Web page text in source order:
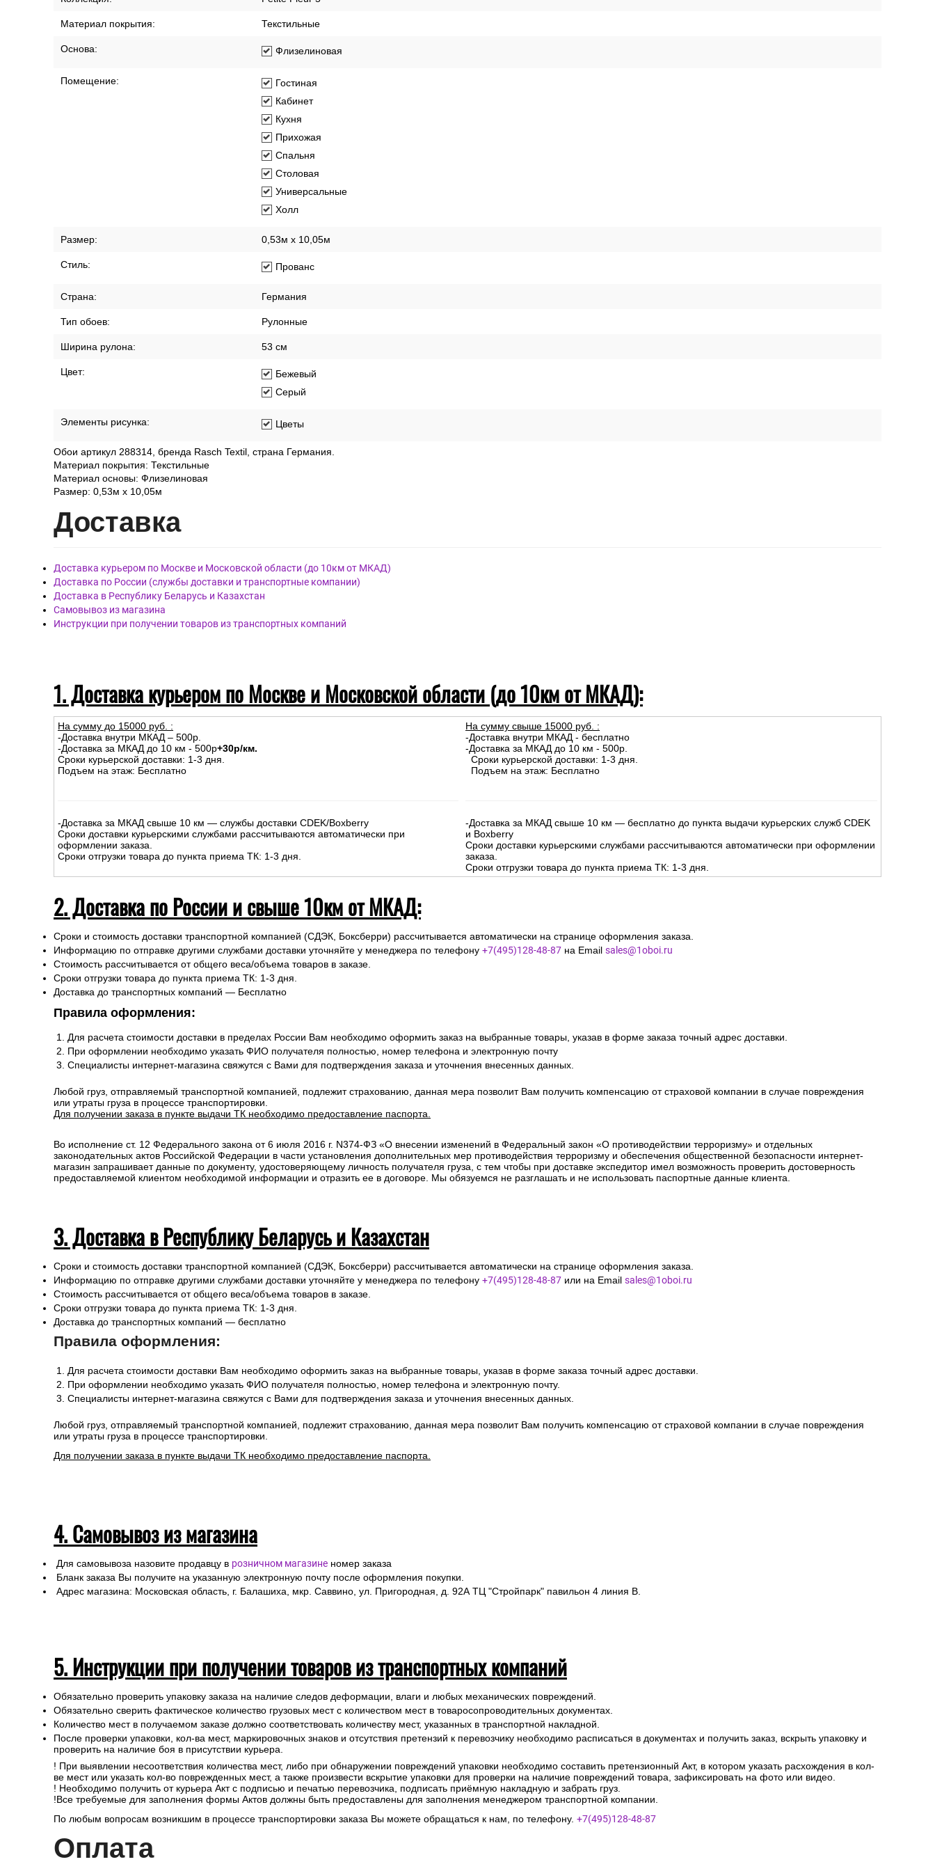
Материал покрытия: Текстильные
Основа: Флизелиновая
Помещение:
Гостиная
Кабинет
Кухня
Прихожая
Спальня
Столовая
Универсальные
Холл
Размер: 0,53м x 10,05м
Стиль: Прованс
Страна: Германия
Тип обоев: Рулонные
Ширина рулона: 53 см
Цвет:
Бежевый
Серый
Элементы рисунка: Цветы
Обои артикул 288314, бренда Rasch Textil, страна Германия.
Материал покрытия: Текстильные
Материал основы: Флизелиновая
Размер: 0,53м x 10,05м
Доставка
Доставка курьером по Москве и Московской области (до 10км от МКАД)
Доставка по России (службы доставки и транспортные компании)
Доставка в Республику Беларусь и Казахстан
Самовывоз из магазина
Инструкции при получении товаров из транспортных компаний
1. Доставка курьером по Москве и Московской области (до 10км от МКАД):
На сумму до 15000 руб. :
-Доставка внутри МКАД – 500р.
-Доставка за МКАД до 10 км - 500р+30р/км.
Сроки курьерской доставки: 1-3 дня.
Подъем на этаж: Бесплатно
-Доставка за МКАД свыше 10 км — службы доставки CDEK/Boxberry
Сроки доставки курьерскими службами рассчитываются автоматически при
оформлении заказа.
Сроки отгрузки товара до пункта приема ТК: 1-3 дня.
На сумму свыше 15000 руб. :
-Доставка внутри МКАД - бесплатно
-Доставка за МКАД до 10 км - 500р.
Сроки курьерской доставки: 1-3 дня.
Подъем на этаж: Бесплатно
-Доставка за МКАД свыше 10 км — бесплатно до пункта выдачи курьерских служб CDEK
и Boxberry
Сроки доставки курьерскими службами рассчитываются автоматически при оформлении
заказа.
Сроки отгрузки товара до пункта приема ТК: 1-3 дня.
2. Доставка по России и свыше 10км от МКАД:
Сроки и стоимость доставки транспортной компанией (СДЭК, Боксберри) рассчитывается автоматически на странице оформления заказа.
Информацию по отправке другими службами доставки уточняйте у менеджера по телефону +7(495)128-48-87 на Email sales@1oboi.ru
Стоимость рассчитывается от общего веса/объема товаров в заказе.
Сроки отгрузки товара до пункта приема ТК: 1-3 дня.
Доставка до транспортных компаний — Бесплатно
Правила оформления:
Для расчета стоимости доставки в пределах России Вам необходимо оформить заказ на выбранные товары, указав в форме заказа точный адрес доставки.
При оформлении необходимо указать ФИО получателя полностью, номер телефона и электронную почту
Специалисты интернет-магазина свяжутся с Вами для подтверждения заказа и уточнения внесенных данных.
Любой груз, отправляемый транспортной компанией, подлежит страхованию, данная мера позволит Вам получить компенсацию от страховой компании в случае повреждения
или утраты груза в процессе транспортировки.
Для получении заказа в пункте выдачи ТК необходимо предоставление паспорта.
Во исполнение ст. 12 Федерального закона от 6 июля 2016 г. N374-ФЗ «О внесении изменений в Федеральный закон «О противодействии терроризму» и отдельных
законодательных актов Российской Федерации в части установления дополнительных мер противодействия терроризму и обеспечения общественной безопасности интернет-
магазин запрашивает данные по документу, удостоверяющему личность получателя груза, с тем чтобы при доставке экспедитор имел возможность проверить достоверность
предоставляемой клиентом необходимой информации и отразить ее в договоре. Мы обязуемся не разглашать и не использовать паспортные данные клиента.
3. Доставка в Республику Беларусь и Казахстан
Сроки и стоимость доставки транспортной компанией (СДЭК, Боксберри) рассчитывается автоматически на странице оформления заказа.
Информацию по отправке другими службами доставки уточняйте у менеджера по телефону +7(495)128-48-87 или на Email sales@1oboi.ru
Стоимость рассчитывается от общего веса/объема товаров в заказе.
Сроки отгрузки товара до пункта приема ТК: 1-3 дня.
Доставка до транспортных компаний — бесплатно
Правила оформления:
Для расчета стоимости доставки Вам необходимо оформить заказ на выбранные товары, указав в форме заказа точный адрес доставки.
При оформлении необходимо указать ФИО получателя полностью, номер телефона и электронную почту.
Специалисты интернет-магазина свяжутся с Вами для подтверждения заказа и уточнения внесенных данных.
Любой груз, отправляемый транспортной компанией, подлежит страхованию, данная мера позволит Вам получить компенсацию от страховой компании в случае повреждения
или утраты груза в процессе транспортировки.
Для получении заказа в пункте выдачи ТК необходимо предоставление паспорта.
4. Самовывоз из магазина
Для самовывоза назовите продавцу в розничном магазине номер заказа
Бланк заказа Вы получите на указанную электронную почту после оформления покупки.
Адрес магазина: Московская область, г. Балашиха, мкр. Саввино, ул. Пригородная, д. 92А ТЦ "Стройпарк" павильон 4 линия В.
5. Инструкции при получении товаров из транспортных компаний
Обязательно проверить упаковку заказа на наличие следов деформации, влаги и любых механических повреждений.
Обязательно сверить фактическое количество грузовых мест с количеством мест в товаросопроводительных документах.
Количество мест в получаемом заказе должно соответствовать количеству мест, указанных в транспортной накладной.
После проверки упаковки, кол-ва мест, маркировочных знаков и отсутствия претензий к перевозчику необходимо расписаться в документах и получить заказ, вскрыть упаковку и
проверить на наличие боя в присутствии курьера.
! При выявлении несоответствия количества мест, либо при обнаружении повреждений упаковки необходимо составить претензионный Акт, в котором указать расхождения в кол-
ве мест или указать кол-во поврежденных мест, а также произвести вскрытие упаковки для проверки на наличие повреждений товара, зафиксировать на фото или видео.
! Необходимо получить от курьера Акт с подписью и печатью перевозчика, подписать приёмную накладную и забрать груз.
!Все требуемые для заполнения формы Актов должны быть предоставлены для заполнения менеджером транспортной компании.
По любым вопросам возникшим в процессе транспортировки заказа Вы можете обращаться к нам, по телефону. +7(495)128-48-87
Оплата